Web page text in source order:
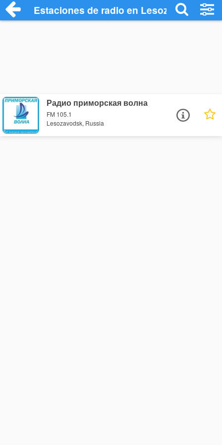
Estaciones de radio en Lesozavodsk -
Радио приморская волна
FM 105.1
Lesozavodsk, Russia